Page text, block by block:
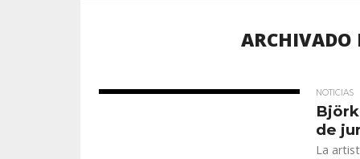
ARCHIVADO
NOTICIAS
de
La